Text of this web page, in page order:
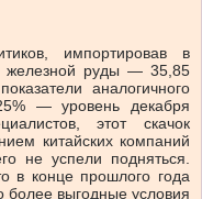
импортировав в
железной руды — 35,85
аналогичного
— уровень декабря
этот скачок
китайских компаний
не успели подняться.
в конце прошлого года
более выгодные условия